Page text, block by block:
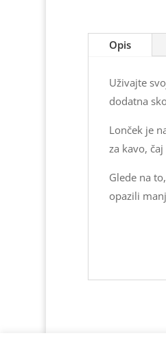
Opis
Uživajte
dodatna
Lonček je
za kavo,
Glede na
opazili